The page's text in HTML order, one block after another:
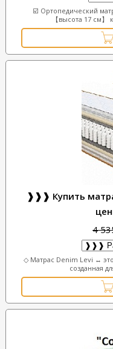
☑️ Ортопедический
【высота 17 см】
❱❱❱ Купить
4
◇ Матрас Denim Levi ↔
созданная